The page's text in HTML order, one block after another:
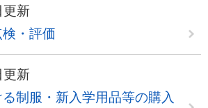
更新
・評価
更新
制服・新入学用品等の購入